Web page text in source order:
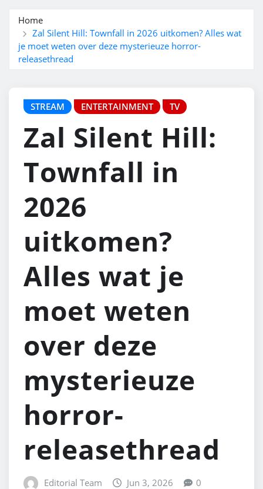
Home
Zal Silent Hill: Townfall in 2026 uitkomen? Alles wat
je moet weten over deze mysterieuze horror-
releasethread
STREAM ENTERTAINMENT TV
Zal Silent Hill:
Townfall in
2026
uitkomen?
Alles wat je
moet weten
over deze
mysterieuze
horror-
releasethread
Editorial Team Jun 3, 2026 0